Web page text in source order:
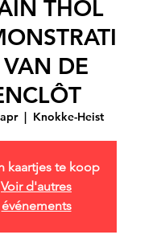
THOL
VAN DE
  |
Knokke-Heist
kaartjes te koop
Voir d'autres
événements